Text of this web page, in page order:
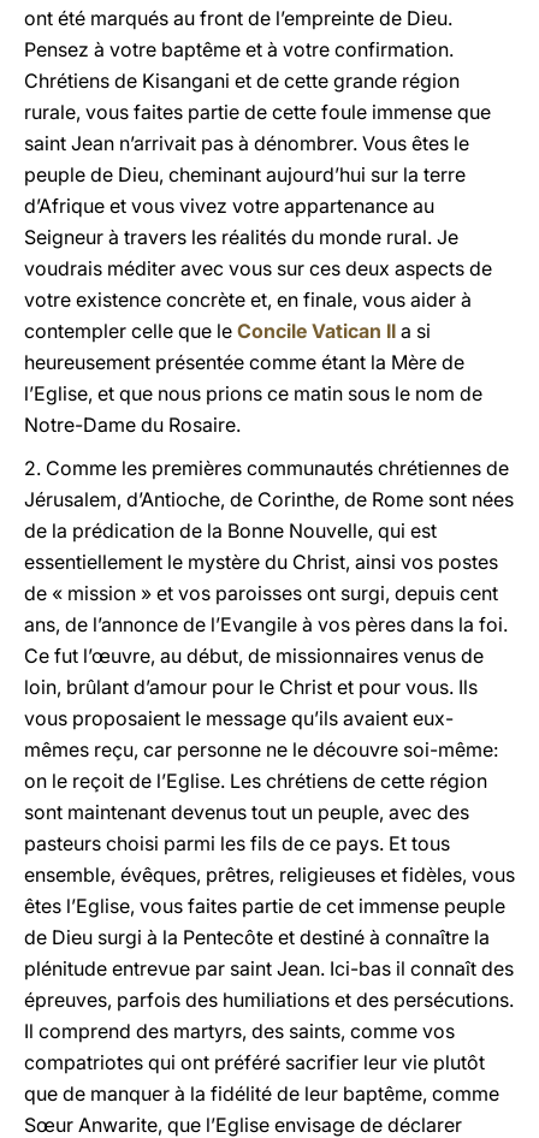
ont été marqués au front de l’empreinte de Dieu.
Pensez à votre baptême et à votre confirmation.
Chrétiens de Kisangani et de cette grande région
rurale, vous faites partie de cette foule immense que
saint Jean n’arrivait pas à dénombrer. Vous êtes le
peuple de Dieu, cheminant aujourd’hui sur la terre
d’Afrique et vous vivez votre appartenance au
Seigneur à travers les réalités du monde rural. Je
voudrais méditer avec vous sur ces deux aspects de
votre existence concrète et, en finale, vous aider à
contempler celle que le Concile Vatican II a si
heureusement présentée comme étant la Mère de
l’Eglise, et que nous prions ce matin sous le nom de
Notre-Dame du Rosaire.
2. Comme les premières communautés chrétiennes de
Jérusalem, d’Antioche, de Corinthe, de Rome sont nées
de la prédication de la Bonne Nouvelle, qui est
essentiellement le mystère du Christ, ainsi vos postes
de « mission » et vos paroisses ont surgi, depuis cent
ans, de l’annonce de l’Evangile à vos pères dans la foi.
Ce fut l’œuvre, au début, de missionnaires venus de
loin, brûlant d’amour pour le Christ et pour vous. Ils
vous proposaient le message qu’ils avaient eux-
mêmes reçu, car personne ne le découvre soi-même:
on le reçoit de l’Eglise. Les chrétiens de cette région
sont maintenant devenus tout un peuple, avec des
pasteurs choisi parmi les fils de ce pays. Et tous
ensemble, évêques, prêtres, religieuses et fidèles, vous
êtes l’Eglise, vous faites partie de cet immense peuple
de Dieu surgi à la Pentecôte et destiné à connaître la
plénitude entrevue par saint Jean. Ici-bas il connaît des
épreuves, parfois des humiliations et des persécutions.
Il comprend des martyrs, des saints, comme vos
compatriotes qui ont préféré sacrifier leur vie plutôt
que de manquer à la fidélité de leur baptême, comme
Sœur Anwarite, que l’Eglise envisage de déclarer